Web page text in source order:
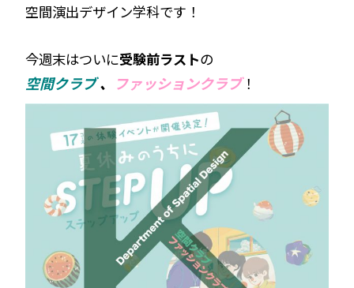
空間演出デザイン学科です！
今週末はついに受験前ラストの
空間クラブ、 ファッションクラブ！